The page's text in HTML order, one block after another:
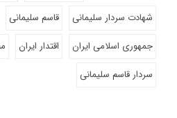
شهادت سردار سلیمانی
قاسم سلیمانی
جمهوری اسلامی ایران
اقتدار ایران
سردار قاسم سلیمانی